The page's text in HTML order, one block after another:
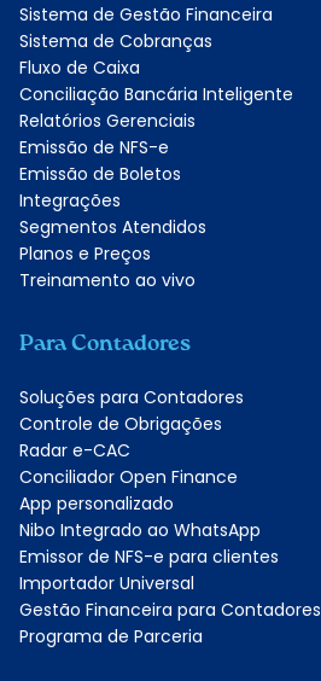
Sistema de Gestão Financeira
Sistema de Cobranças
Fluxo de Caixa
Conciliação Bancária Inteligente
Relatórios Gerenciais
Emissão de NFS-e
Emissão de Boletos
Integrações
Segmentos Atendidos
Planos e Preços
Treinamento ao vivo
Para Contadores
Soluções para Contadores
Controle de Obrigações
Radar e-CAC
Conciliador Open Finance
App personalizado
Nibo Integrado ao WhatsApp
Emissor de NFS-e para clientes
Importador Universal
Gestão Financeira para Contadores
Programa de Parceria